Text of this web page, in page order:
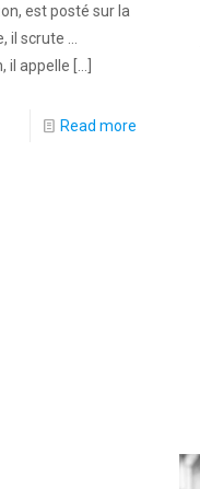
est posté sur la
il scrute …
il appelle
Read more